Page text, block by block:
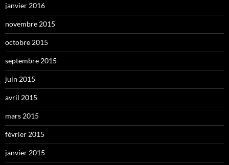
janvier 2016
novembre 2015
octobre 2015
septembre 2015
juin 2015
avril 2015
mars 2015
février 2015
janvier 2015